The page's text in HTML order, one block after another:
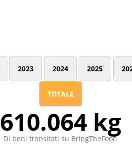
2023 2024 2025
TOTALE
610.064 kg
Di beni transitati su BringTheFood